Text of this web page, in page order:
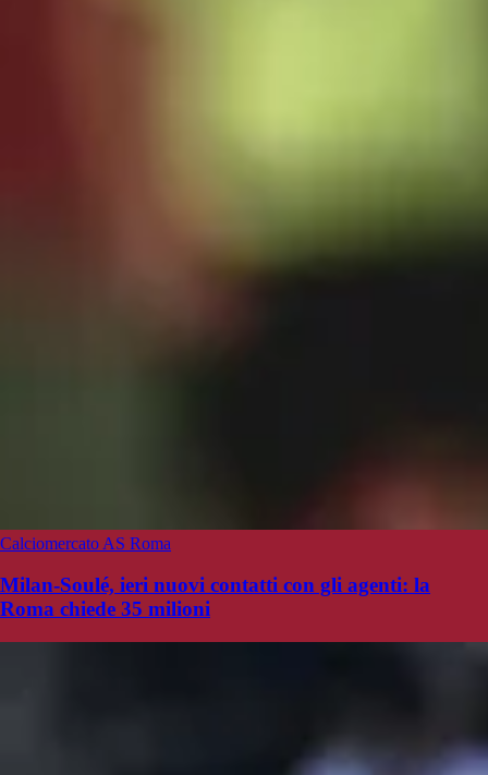
Calciomercato AS Roma
Milan-Soulé, ieri nuovi contatti con gli agenti: la
Roma chiede 35 milioni